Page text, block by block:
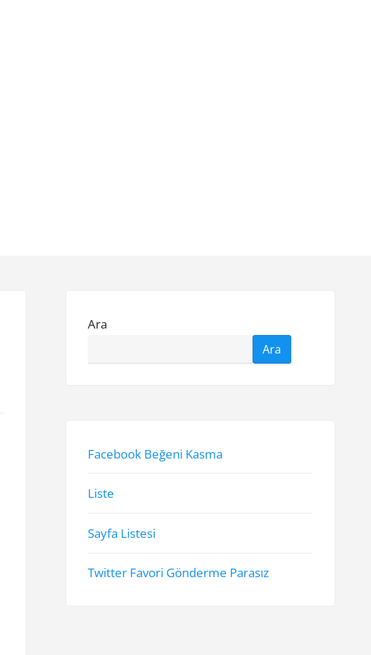
Ara
Ara
Facebook Beğeni Kasma
Liste
Sayfa Listesi
Twitter Favori Gönderme Parasız